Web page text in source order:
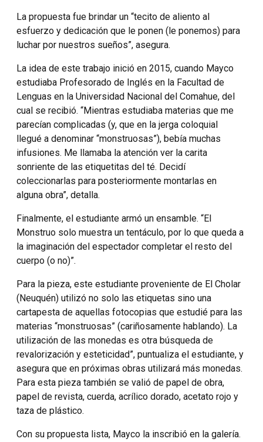
La propuesta fue brindar un “tecito de aliento al
esfuerzo y dedicación que le ponen (le ponemos) para
luchar por nuestros sueños”, asegura.
La idea de este trabajo inició en 2015, cuando Mayco
estudiaba Profesorado de Inglés en la Facultad de
Lenguas en la Universidad Nacional del Comahue, del
cual se recibió. “Mientras estudiaba materias que me
parecían complicadas (y, que en la jerga coloquial
llegué a denominar “monstruosas”), bebía muchas
infusiones. Me llamaba la atención ver la carita
sonriente de las etiquetitas del té. Decidí
coleccionarlas para posteriormente montarlas en
alguna obra”, detalla.
Finalmente, el estudiante armó un ensamble. “El
Monstruo solo muestra un tentáculo, por lo que queda a
la imaginación del espectador completar el resto del
cuerpo (o no)”.
Para la pieza, este estudiante proveniente de El Cholar
(Neuquén) utilizó no solo las etiquetas sino una
cartapesta de aquellas fotocopias que estudié para las
materias “monstruosas” (cariñosamente hablando). La
utilización de las monedas es otra búsqueda de
revalorización y esteticidad”, puntualiza el estudiante, y
asegura que en próximas obras utilizará más monedas.
Para esta pieza también se valió de papel de obra,
papel de revista, cuerda, acrílico dorado, acetato rojo y
taza de plástico.
Con su propuesta lista, Mayco la inscribió en la galería.